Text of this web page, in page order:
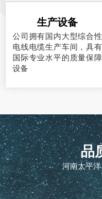
生产设备
公司拥有国内大型综合性
电线电缆生产车间，具有
国际专业水平的质量保障
设备
品
河南太平